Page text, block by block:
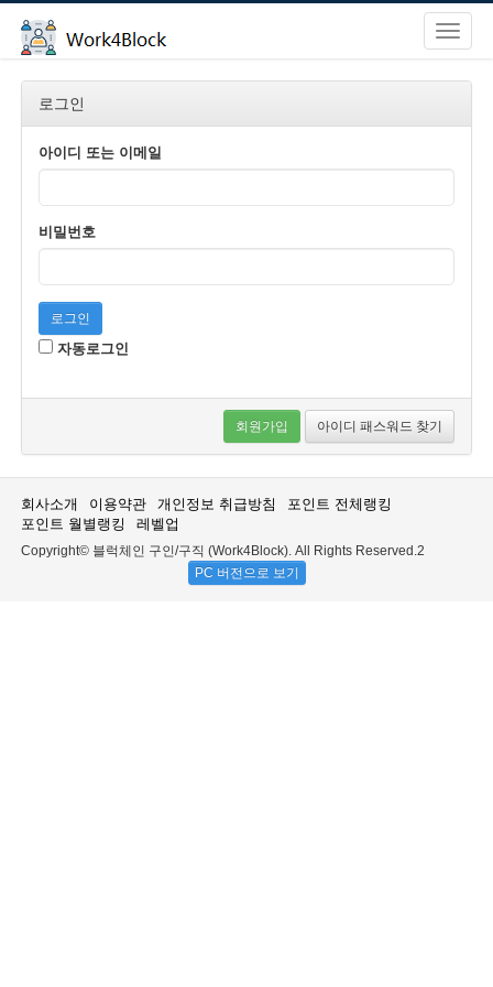
로그인
아이디 또는 이메일
비밀번호
로그인
자동로그인
회원가입 아이디 패스워드 찾기
회사소개 이용약관 개인정보 취급방침
포인트 전체랭킹
포인트 월별랭킹
레벨업
Copyright© 블럭체인 구인/구직 (Work4Block). All Rights Reserved.2
PC 버전으로 보기